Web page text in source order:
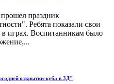
праздник
Ребята показали свои
в играх. Воспитанникам было
открытки-куба в 3Д"